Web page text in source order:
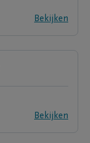
Bekijken
Bekijken